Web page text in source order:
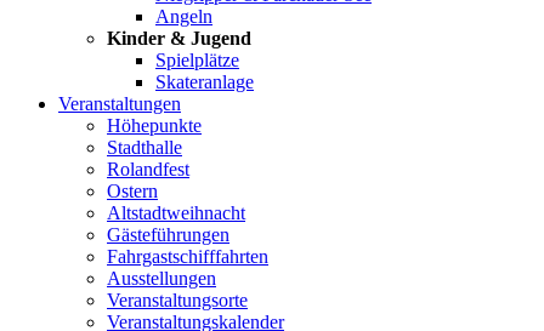
Angeln
Kinder & Jugend
Spielplätze
Skateranlage
Veranstaltungen
Höhepunkte
Stadthalle
Rolandfest
Ostern
Altstadtweihnacht
Gästeführungen
Fahrgastschifffahrten
Ausstellungen
Veranstaltungsorte
Veranstaltungskalender